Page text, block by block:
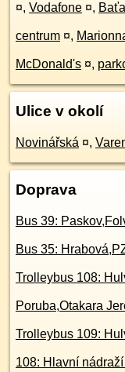
¤, Vodafone ¤, Baťa
centrum ¤,
McDonald's ¤,
Ulice v okolí
Novinářská ¤,
Doprava
Bus 39:
Bus 35:
Trolleybus 108:
Poruba,Otakara
Trolleybus 109:
108: Hlavní